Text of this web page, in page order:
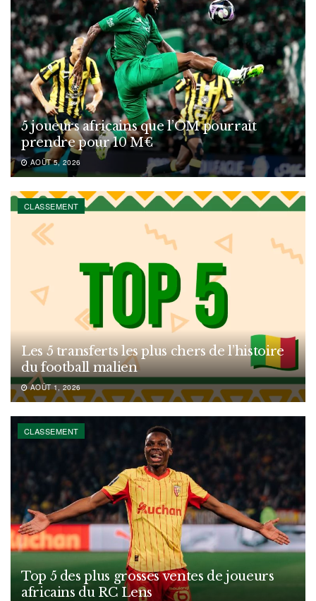
5 joueurs africains que l’OM pourrait
prendre pour 10 M€
AOÛT 5, 2026
CLASSEMENT
Les 5 transferts les plus chers de l’histoire
du football malien
AOÛT 1, 2026
CLASSEMENT
Top 5 des plus grosses ventes de joueurs
africains du RC Lens